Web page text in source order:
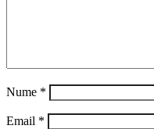
Nume *
Email *